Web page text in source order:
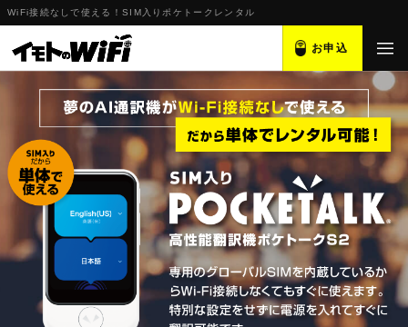
WiFi接続なしで使える！SIM入りポケトークレンタル
お申込